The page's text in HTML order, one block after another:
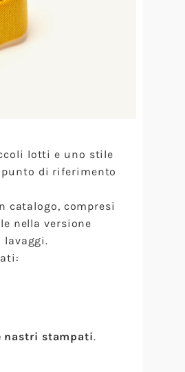
lotti e uno stile
di riferimento
compresi
nella versione
nastri stampati.